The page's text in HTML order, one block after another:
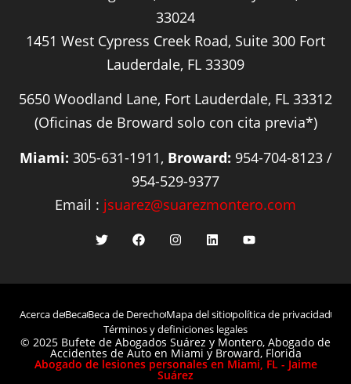
33024
1451 West Cypress Creek Road, Suite 300 Fort
Lauderdale, FL 33309
5650 Woodland Lane, Fort Lauderdale, FL 33312
(Oficinas de Broward solo con cita previa*)
Miami: 305-631-1911, Broward: 954-704-8123 /
954-529-9377
Email : jsuarez@suarezmontero.com
Acerca deBecaBeca de DerechoMapa del sitiopolítica de privacidad
Términos y definiciones legales
© 2025 Bufete de Abogados Suárez y Montero, Abogado de
Accidentes de Auto en Miami y Broward, Florida
Abogado de lesiones personales en Miami, FL - Jaime
Suárez